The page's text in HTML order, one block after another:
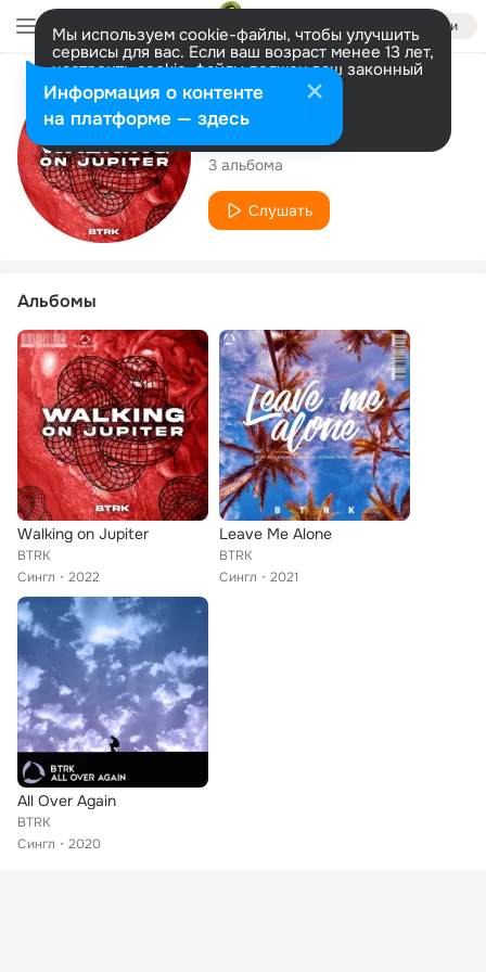
Войти
Мы используем cookie-файлы, чтобы улучшить
сервисы для вас. Если ваш возраст менее 13 лет,
настроить cookie-файлы должен ваш законный
представитель. Больше информации
Разрешить все Настроить
Исполнитель
BTRK
3 альбома
Слушать
Альбомы
Walking on Jupiter
BTRK
Сингл
2022
Leave Me Alone
BTRK
Сингл
2021
All Over Again
BTRK
Сингл
2020
Информация о контенте
на платформе — здесь